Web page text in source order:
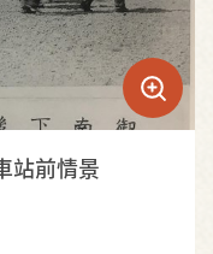
站前情景